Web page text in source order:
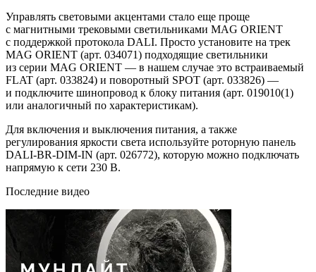
Управлять световыми акцентами стало еще проще
с магнитными трековыми светильниками MAG ORIENT
с поддержкой протокола DALI. Просто установите на трек
MAG ORIENT (арт. 034071) подходящие светильники
из серии MAG ORIENT — в нашем случае это встраиваемый
FLAT (арт. 033824) и поворотный SPOT (арт. 033826) —
и подключите шинопровод к блоку питания (арт. 019010(1)
или аналогичный по характеристикам).
Для включения и выключения питания, а также
регулирования яркости света используйте роторную панель
DALI-BR-DIM-IN (арт. 026772), которую можно подключать
напрямую к сети 230 В.
Последние видео